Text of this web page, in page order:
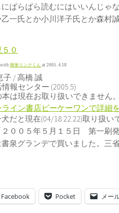
ぱらぱら読むにはいいんじゃ
一氏とか小川洋子氏とか森村
０
簡単リンクくん at 2005. 4.18
子 / 高橋 誠
報センター (2005.5)
本は現在お取り扱いできません
ライン書店ビーケーワンで詳細
だと現在(04/18 22:22)取り扱
２００５年５月１５日 第一刷
泉グランデで買いました。三
Facebook Pocket メー